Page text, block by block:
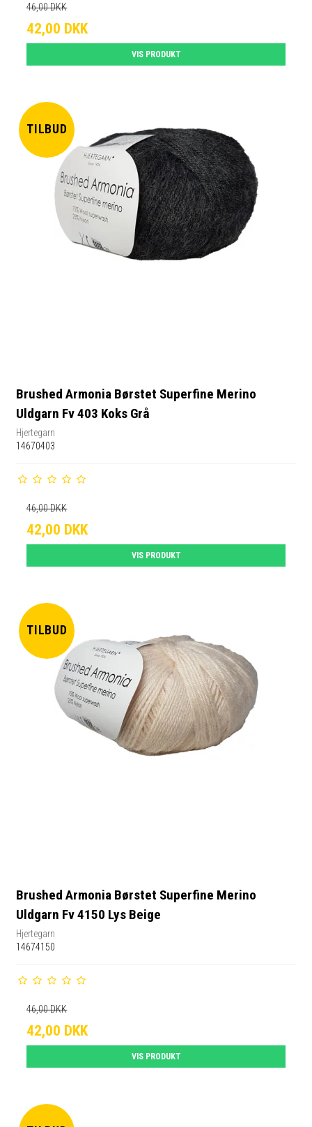
46,00 DKK
42,00 DKK
VIS PRODUKT
TILBUD
Brushed Armonia Børstet Superfine Merino
Uldgarn Fv 403 Koks Grå
Hjertegarn
14670403
46,00 DKK
42,00 DKK
VIS PRODUKT
TILBUD
Brushed Armonia Børstet Superfine Merino
Uldgarn Fv 4150 Lys Beige
Hjertegarn
14674150
46,00 DKK
42,00 DKK
VIS PRODUKT